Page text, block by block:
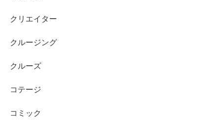
クリエイター
クルージング
クルーズ
コテージ
コミック